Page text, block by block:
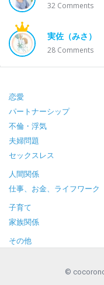
32 Comments
実佐（みさ）
28 Comments
Footer
恋愛
パートナーシップ
不倫・浮気
夫婦問題
セックスレス
人間関係
仕事、お金、ライフワーク
子育て
家族関係
その他
©